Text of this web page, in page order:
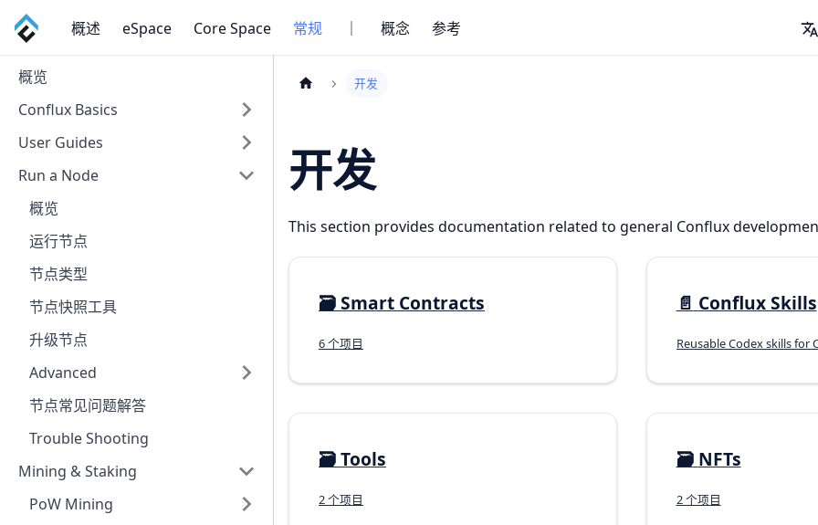
概述 eSpace Core Space 常规 概念 参考
概览
Conflux Basics
User Guides
Run a Node
概览
运行节点
节点类型
节点快照工具
升级节点
Advanced
节点常见问题解答
Trouble Shooting
Mining & Staking
PoW Mining
开发
开发
This section provides documentation related to general Conflux
🗃️Smart Contracts
6 个项目
📄️ Conflux Skills
🗃️Tools
2 个项目
🗃️ NFTs
2 个项目